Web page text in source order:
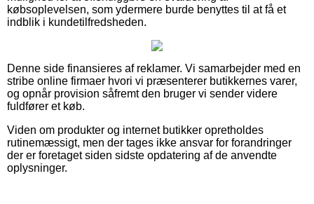
købsoplevelsen, som ydermere burde benyttes til at få et
indblik i kundetilfredsheden.
Denne side finansieres af reklamer. Vi samarbejder med en
stribe online firmaer hvori vi præsenterer butikkernes varer,
og opnår provision såfremt den bruger vi sender videre
fuldfører et køb.
Viden om produkter og internet butikker opretholdes
rutinemæssigt, men der tages ikke ansvar for forandringer
der er foretaget siden sidste opdatering af de anvendte
oplysninger.